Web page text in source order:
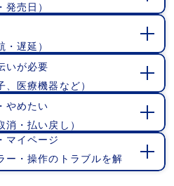
発売日）
・遅延）
いが必要
、医療機器など）
やめたい
消・払い戻し）
マイページ
ー・操作のトラブルを解